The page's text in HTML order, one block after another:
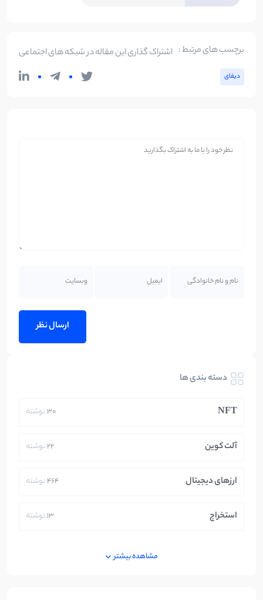
برچسب های مرتبط :
دیفای
اشتراک گذاری این مقاله در شبکه های اجتماعی
دسته بندی ها
NFT
30نوشته
آلت کوین 22نوشته
ارزهای دیجیتال 464نوشته
استخراج 13نوشته
مشاهده بیشتر